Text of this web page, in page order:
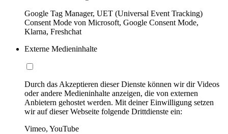
Google Tag Manager, UET (Universal Event Tracking)
Consent Mode von Microsoft, Google Consent Mode,
Klarna, Freshchat
Externe Medieninhalte
Durch das Akzeptieren dieser Dienste können wir dir Videos
oder andere Medieninhalte anzeigen, die von externen
Anbietern gehostet werden. Mit deiner Einwilligung setzen
wir auf dieser Webseite folgende Drittdienste ein:
Vimeo, YouTube